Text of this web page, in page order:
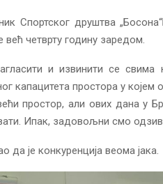
Спортског друштва
већ четврту годину заредом.
и извинити се свима
капацитета простора у
простор, али ових дана у
Ипак, задовољни смо
да је конкуренција веома јака.